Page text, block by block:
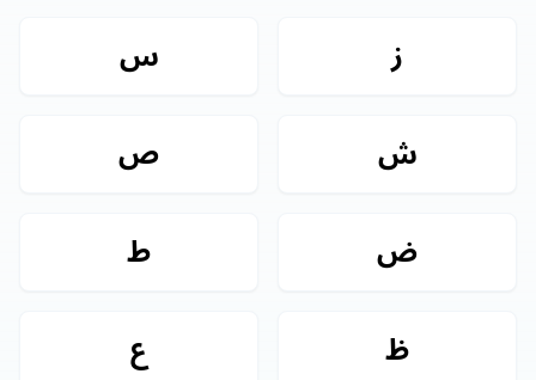
ز س
ش ص
ض ط
ظ ع